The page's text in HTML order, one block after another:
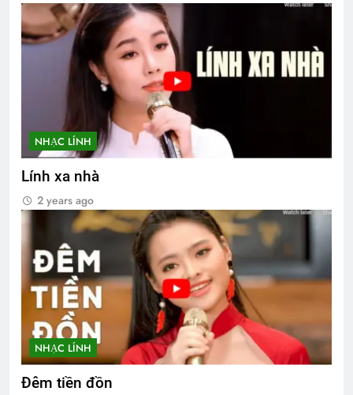
NHẠC LÍNH
Lính xa nhà
2 years ago
NHẠC LÍNH
Đêm tiền đồn